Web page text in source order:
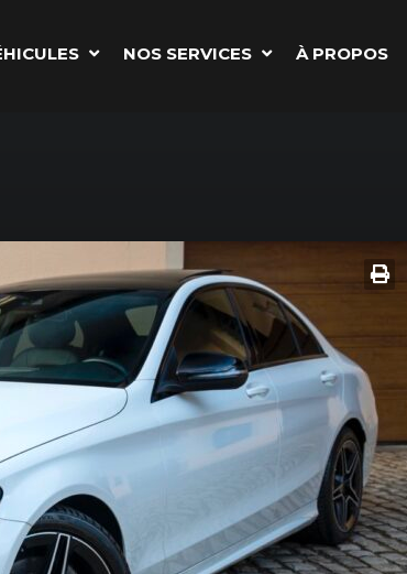
NOS SERVICES À PROPOS